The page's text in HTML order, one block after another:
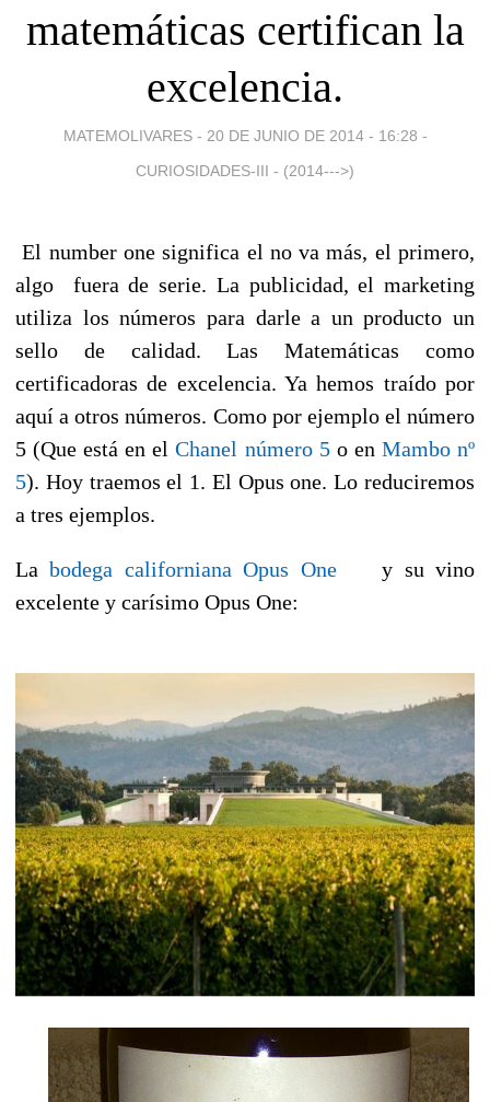
matemáticas certifican la
excelencia.
MATEMOLIVARES - 20 DE JUNIO DE 2014 - 16:28 -
CURIOSIDADES-III - (2014--->)
El number one significa el no va más, el primero,
algo fuera de serie. La publicidad, el marketing
utiliza los números para darle a un producto un
sello de calidad. Las Matemáticas como
certificadoras de excelencia. Ya hemos traído por
aquí a otros números. Como por ejemplo el número
5 (Que está en elChanel número 5 o en Mambo nº
5). Hoy traemos el 1. El Opus one. Lo reduciremos
a tres ejemplos.
Labodega californiana Opus Oney su vino
excelente y carísimo Opus One: